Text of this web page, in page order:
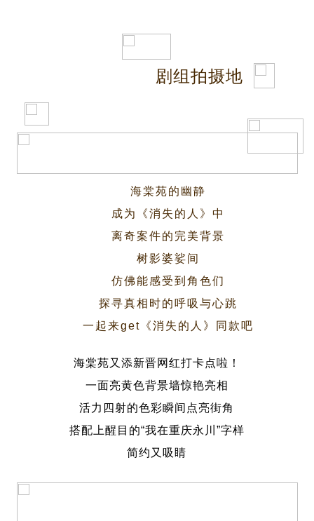
剧组拍摄地
海棠苑的幽静
成为《消失的人》中
离奇案件的完美背景
树影婆娑间
仿佛能感受到角色们
探寻真相时的呼吸与心跳
一起来get《消失的人》同款吧
海棠苑又添新晋网红打卡点啦！
一面亮黄色背景墙惊艳亮相
活力四射的色彩瞬间点亮街角
搭配上醒目的“我在重庆永川”字样
简约又吸睛